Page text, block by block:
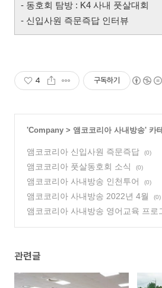
- 동호회 탐방 : K4 사내 풋살대회
- 신입사원 즉문즉답 인터뷰
4 구독하기
'Company > 앰코코리아 사내방송' 카
앰코코리아 신입사원 즉문즉답 (0)
앰코코리아 풋살동호회 소식 (0)
앰코코리아 사내방송 인천투어 (0)
앰코코리아 사내방송 2022년 4월 (0)
앰코코리아 사내방송 영어교육 프로
관련글